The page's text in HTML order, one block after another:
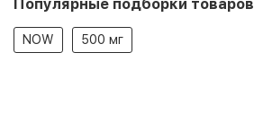
Популярные подборки товаров
NOW 500 мг